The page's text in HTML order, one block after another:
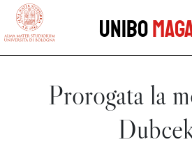
vai al contenuto della pagina
Unibo
Prorogata la